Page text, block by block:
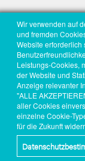
Wir verwenden auf
und fremden
Website
Leistungs-Cookies,
der Website und
Anzeige relevanter
"ALLE
aller Cookies
einzelne Cookie-
für die Zukunft